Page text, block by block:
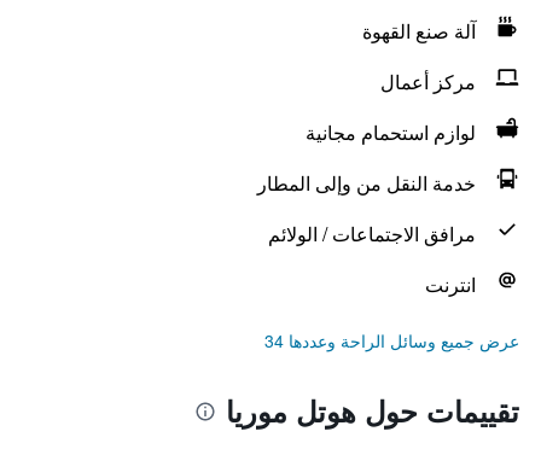
آلة صنع القهوة
مركز أعمال
لوازم استحمام مجانية
خدمة النقل من وإلى المطار
مرافق الاجتماعات / الولائم
انترنت
عرض جميع وسائل الراحة وعددها 34
تقييمات حول هوتل موريا